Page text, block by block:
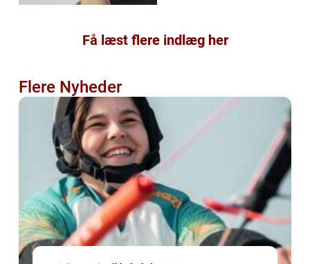
Få læst flere indlæg her
Flere Nyheder